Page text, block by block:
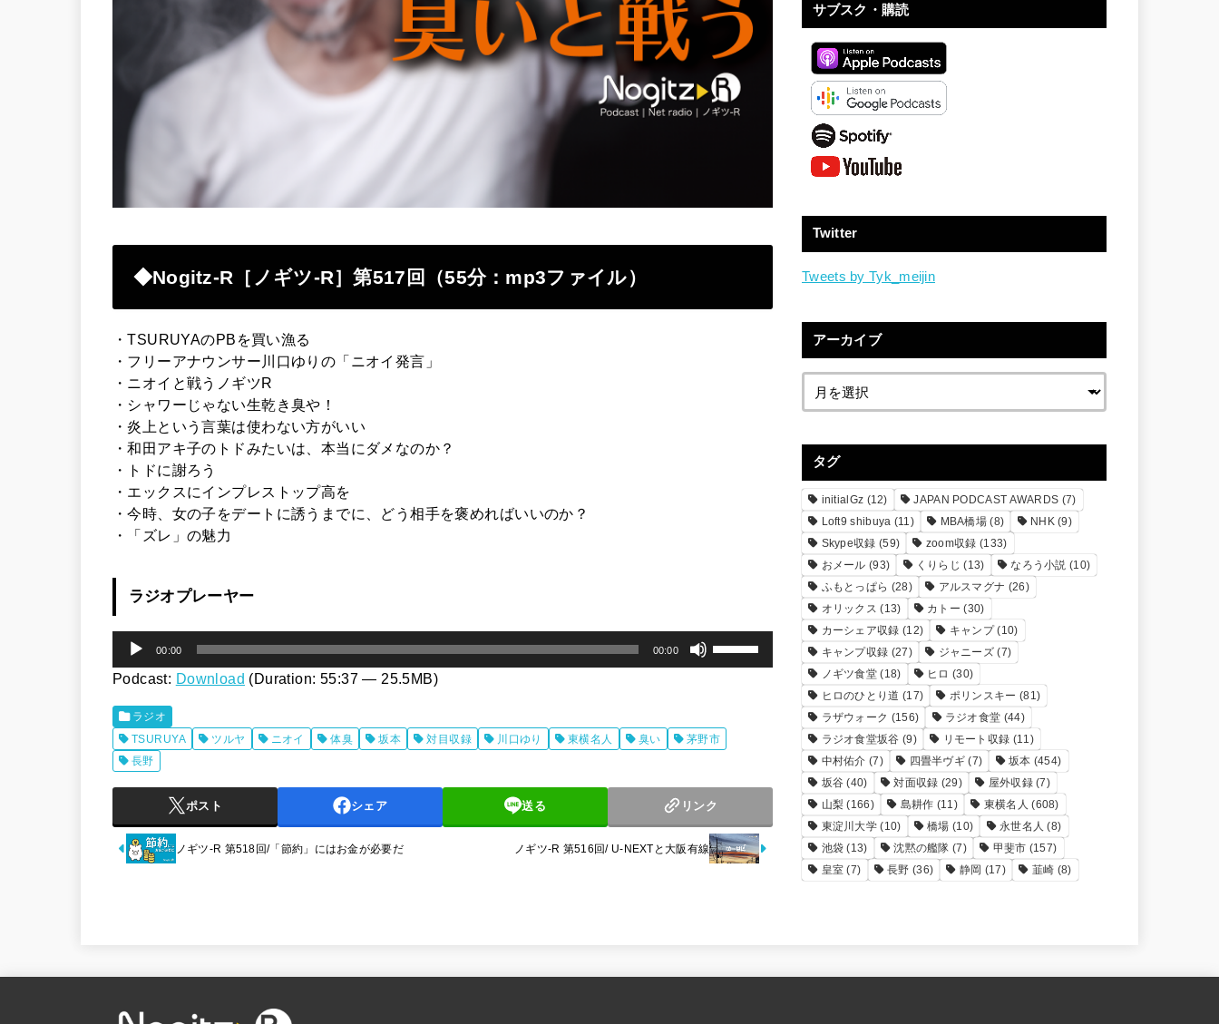
◆Nogitz-R［ノギツ-R］第517 回（55分：mp3ファイル）
・TSURUYAのPBを買い漁る
・フリーアナウンサー川口ゆりの「ニオイ発言」
・ニオイと戦うノギツR
・シャワーじゃない生乾き臭や！
・炎上という言葉は使わない方がいい
・和田アキ子のトドみたいは、本当にダメなのか？
・トドに謝ろう
・エックスにインプレストップ高を
・今時、女の子をデートに誘うまでに、どう相手を褒めればいいのか？
・「ズレ」の魅力
ラジオプレーヤー
声
レ
ー
ヤ
00:00 00:00
ボ
リ
ー
調
節
に
は
印
Podcast: Download (Duration: 55:37 — 25.5MB)
ラジオ
TSURUYA
ツルヤ ニオイ 体臭 坂本 対目収録 川口ゆり 東横名人 臭い
茅野市
長野
ポスト シェア 送る リンク
ノギツ-R 第518回/「節約」にはお金が必要だ ノギツ-R 第516回/ U-NEXTと大阪有線
サブスク・購読
Twitter
Tweets by Tyk_meijin
アーカイブ
タグ
initialGz (12) JAPAN PODCAST AWARDS (7)
Loft9 shibuya (11) MBA橋場 (8) NHK (9)
Skype収録 (59) zoom収録 (133)
おメール (93) くりらじ (13) なろう小説 (10)
ふもとっぱら (28) アルスマグナ (26)
オリックス (13) カトー (30)
カーシェア収録 (12) キャンプ(10)
キャンプ収録 (27) ジャニーズ (7)
ノギツ食堂 (18) ヒロ (30)
ヒロのひとり道 (17) ポリンスキー (81)
ラザウォーク (156) ラジオ食堂 (44)
ラジオ食堂坂谷 (9) リモート収録 (11)
中村佑介 (7) 四畳半ヴギ (7) 坂本 (454)
坂谷 (40) 対面収録 (29) 屋外収録(7)
山梨 (166) 島耕作 (11) 東横名人 (608)
東淀川大学 (10) 橋場 (10) 永世名人 (8)
池袋 (13) 沈黙の艦隊 (7) 甲斐市 (157)
皇室 (7) 長野 (36) 静岡 (17) 韮崎 (8)